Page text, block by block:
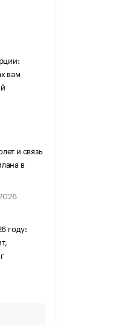
вам
и связь
в
году: